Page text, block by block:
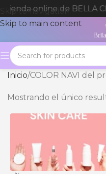
Skip to navigation
Skip to main content
tienda online de BELLA
Inicio COLOR NAVI del
Mostrando el único